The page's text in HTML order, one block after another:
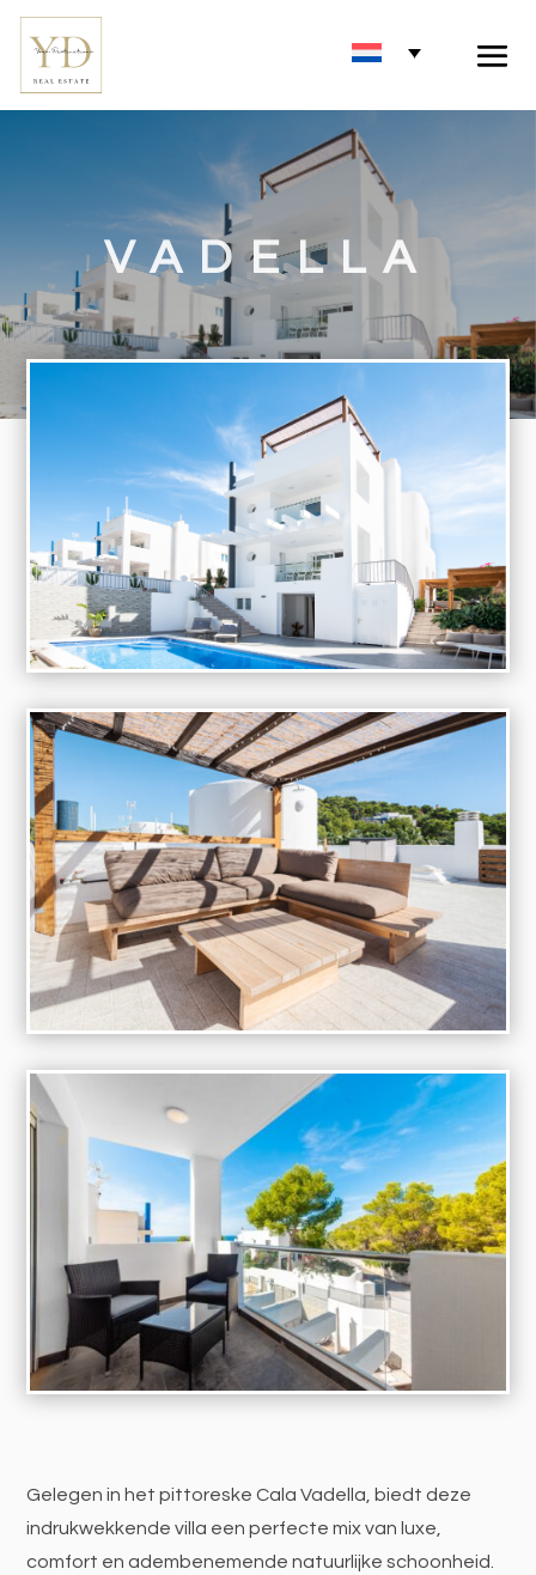
VADELLA
Gelegen in het pittoreske Cala Vadella, biedt deze
indrukwekkende villa een perfecte mix van luxe,
comfort en adembenemende natuurlijke schoonheid.